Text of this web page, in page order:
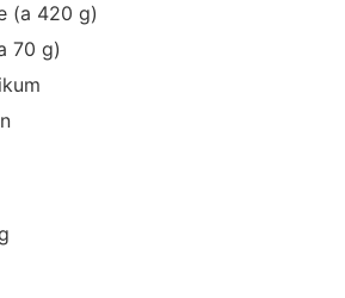
(a 420 g)
70 g)